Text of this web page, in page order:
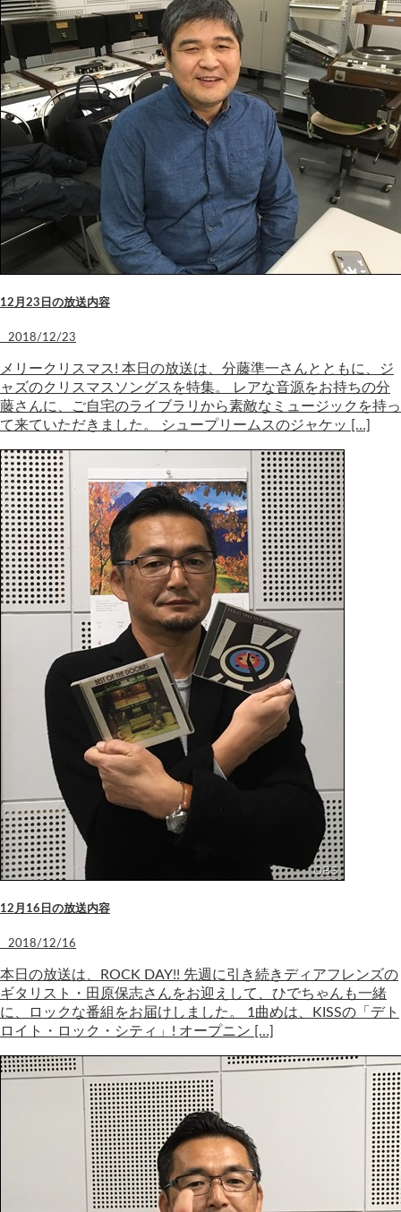
12月23日の放送内容
2018/12/23
メリークリスマス! 本日の放送は、分藤準一さんとともに、ジ
ャズのクリスマスソングスを特集。 レアな音源をお持ちの分
藤さんに、ご自宅のライブラリから素敵なミュージックを持っ
て来ていただきました。 シュープリームスのジャケッ […]
12月16日の放送内容
2018/12/16
本日の放送は、ROCK DAY!! 先週に引き続きディアフレンズの
ギタリスト・田原保志さんをお迎えして、ひでちゃんも一緒
に、ロックな番組をお届けしました。 1曲めは、KISSの「デト
ロイト・ロック・シティ」! オープニン […]